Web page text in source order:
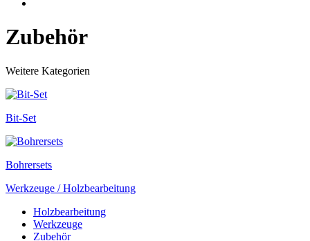
Zubehör
Weitere Kategorien
Bit-Set
Bohrersets
Werkzeuge / Holzbearbeitung
Holzbearbeitung
Werkzeuge
Zubehör